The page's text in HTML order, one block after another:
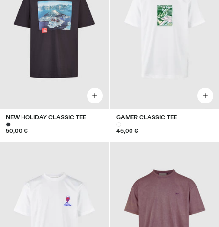
NEW HOLIDAY CLASSIC TEE
50,00 €
GAMER CLASSIC TEE
45,00 €